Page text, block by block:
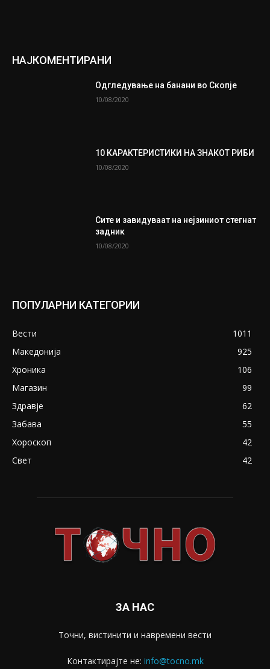
НАЈКОМЕНТИРАНИ
Одгледување на банани во Скопје
10/08/2020
10 КАРАКТЕРИСТИКИ НА ЗНАКОТ РИБИ
10/08/2020
Сите и завидуваат на нејзиниот стегнат
задник
10/08/2020
ПОПУЛАРНИ КАТЕГОРИИ
Вести
1011
Македонија
925
Хроника
106
Магазин
99
Здравје
62
Забава
55
Хороскоп
42
Свет
42
ЗА НАС
Точни, вистинити и навремени вести
Контактирајте не: info@tocno.mk